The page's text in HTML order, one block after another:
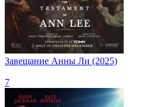
Завещание Анны Ли (2025)
7